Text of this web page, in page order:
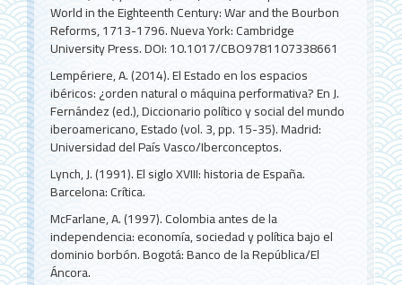
World in the Eighteenth Century: War and the Bourbon
Reforms, 1713-1796. Nueva York: Cambridge
University Press. DOI: 10.1017/CBO9781107338661
Lempériere, A. (2014). El Estado en los espacios
ibéricos: ¿orden natural o máquina performativa? En J.
Fernández (ed.), Diccionario político y social del mundo
iberoamericano, Estado (vol. 3, pp. 15-35). Madrid:
Universidad del País Vasco/Iberconceptos.
Lynch, J. (1991). El siglo XVIII: historia de España.
Barcelona: Crítica.
McFarlane, A. (1997). Colombia antes de la
independencia: economía, sociedad y política bajo el
dominio borbón. Bogotá: Banco de la República/El
Áncora.